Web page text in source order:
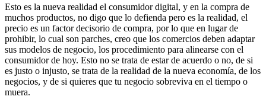
Esto es la nueva realidad el consumidor digital, y en la compra de
muchos productos, no digo que lo defienda pero es la realidad, el
precio es un factor decisorio de compra, por lo que en lugar de
prohibir, lo cual son parches, creo que los comercios deben adaptar
sus modelos de negocio, los procedimiento para alinearse con el
consumidor de hoy. Esto no se trata de estar de acuerdo o no, de si
es justo o injusto, se trata de la realidad de la nueva economía, de los
negocios, y de si quieres que tu negocio sobreviva en el tiempo o
muera.